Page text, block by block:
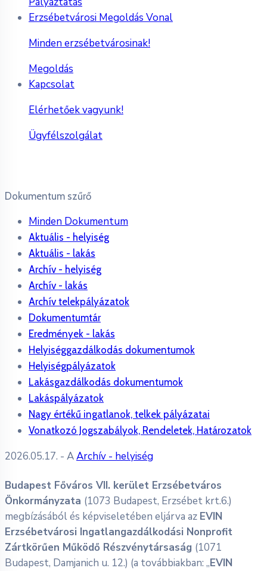
Erzsébetvárosi Megoldás Vonal
Minden erzsébetvárosinak!
Megoldás
Kapcsolat
Elérhetőek vagyunk!
Ügyfélszolgálat
Dokumentum szűrő
Minden Dokumentum
Aktuális - helyiség
Aktuális - lakás
Archív - helyiség
Archív - lakás
Archív telekpályázatok
Dokumentumtár
Eredmények - lakás
Helyiséggazdálkodás dokumentumok
Helyiségpályázatok
Lakásgazdálkodás dokumentumok
Lakáspályázatok
Nagy értékű ingatlanok, telkek pályázatai
Vonatkozó Jogszabályok, Rendeletek, Határozatok
2026.05.17. - AArchív - helyiség
Budapest Főváros VII. kerület Erzsébetváros
Önkormányzata (1073 Budapest, Erzsébet krt.6.)
megbízásából és képviseletében eljárva az EVIN
Erzsébetvárosi Ingatlangazdálkodási Nonprofit
Zártkörűen Működő Részvénytársaság (1071
Budapest, Damjanich u. 12.) (a továbbiakban: „EVIN